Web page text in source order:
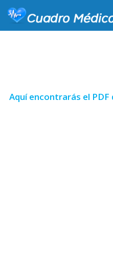
Aquí encontrarás el